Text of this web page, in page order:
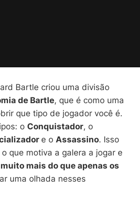
Bartle criou uma divisão
de Bartle, que é como uma
que tipo de jogador você é.
o Conquistador, o
e o Assassino. Isso
que motiva a galera a jogar e
mais do que apenas os
uma olhada nesses